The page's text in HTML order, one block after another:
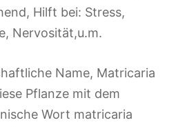
Hilft bei: Stress,
Nervosität,u.m.
Name, Matricaria
Pflanze mit dem
Wort matricaria